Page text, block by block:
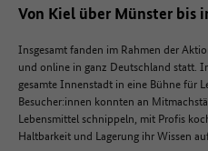
Von Kiel über Münster bis
Insgesamt fanden im Rahmen der
und online in ganz Deutschland statt.
gesamte Innenstadt in eine Bühne für
Besucher:innen konnten an
Lebensmittel schnippeln, mit Profis
Haltbarkeit und Lagerung ihr Wissen